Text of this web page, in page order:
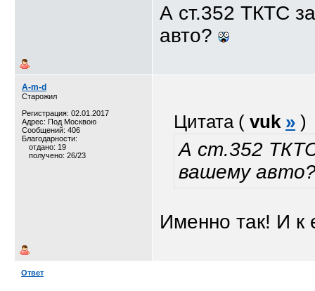
А ст.352 ТКТС
авто?
A-m-d
Старожил
Регистрация: 02.01.2017
Адрес: Под Москвою
Сообщений: 406
Благодарности:
отдано: 19
получено: 26/23
Цитата ( vuk » )
А ст.352
вашему
Именно так! И к
Ответ